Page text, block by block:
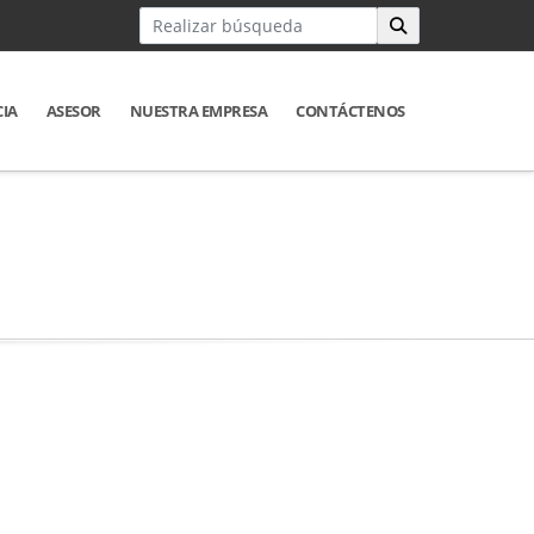
ASESOR NUESTRA EMPRESA CONTÁCTENOS